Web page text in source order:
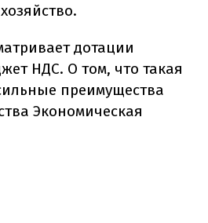
дотации
НДС. О том, что такая
преимущества
Экономическая